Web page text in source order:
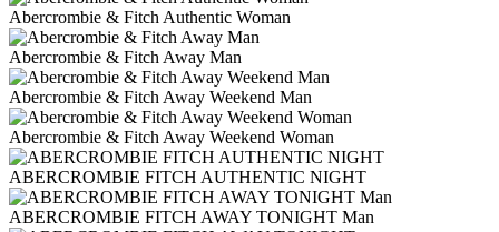
Abercrombie & Fitch Authentic Woman
Abercrombie & Fitch Away Man
Abercrombie & Fitch Away Weekend Man
Abercrombie & Fitch Away Weekend Woman
ABERCROMBIE FITCH AUTHENTIC NIGHT
ABERCROMBIE FITCH AWAY TONIGHT Man